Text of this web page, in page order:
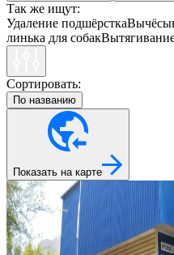
Так же ищут:
Удаление подшёрстка
линька для собак
Сортировать:
По названию
Показать на карте